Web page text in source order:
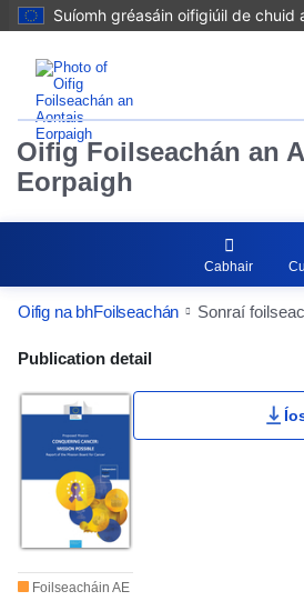
Suíomh gréasáin oifigiúil de chuid
Oifig Foilseachán an
Eorpaigh
Cabhair
Oifig na bhFoilseachán Sonraí
Publication Detail
Publication detail
Foilseacháin AE